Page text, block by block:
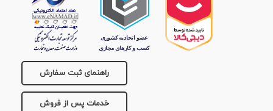
راهنمای ثبت سفارش
خدمات پس از فروش